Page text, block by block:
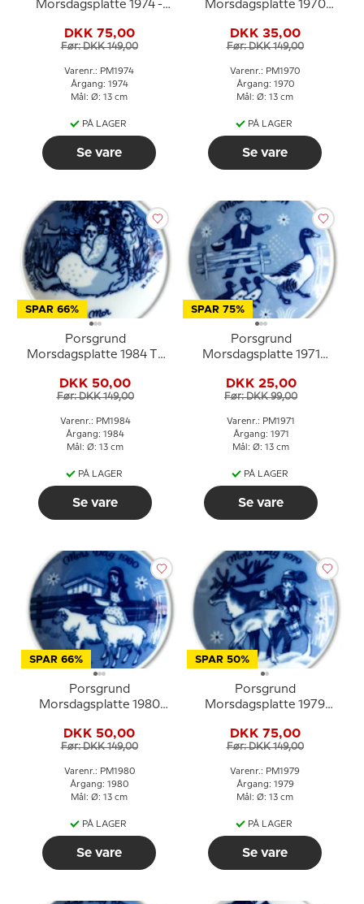
Morsdagsplatte 1974 -
porcelæn
DKK 75,00
Før: DKK 149,00
Varenr.: PM1974
Årgang: 1974
Mål: Ø: 13 cm
PÅ LAGER
Se vare
Morsdagsplatte 1970
DKK 35,00
Før: DKK 149,00
Varenr.: PM1970
Årgang: 1970
Mål: Ø: 13 cm
PÅ LAGER
Se vare
SPAR 66%
Porsgrund
Morsdagsplatte 1984 Til
DKK 50,00
Før: DKK 149,00
Varenr.: PM1984
Årgang: 1984
Mål: Ø: 13 cm
PÅ LAGER
Se vare
SPAR 75%
Porsgrund
Morsdagsplatte 1971
gæslinger
DKK 25,00
Før: DKK 99,00
Varenr.: PM1971
Årgang: 1971
Mål: Ø: 13 cm
PÅ LAGER
Se vare
SPAR 66%
Porsgrund
Morsdagsplatte 1980
DKK 50,00
Før: DKK 149,00
Varenr.: PM1980
Årgang: 1980
Mål: Ø: 13 cm
PÅ LAGER
Se vare
SPAR 50%
Porsgrund
Morsdagsplatte 1979
DKK 75,00
Før: DKK 149,00
Varenr.: PM1979
Årgang: 1979
Mål: Ø: 13 cm
PÅ LAGER
Se vare